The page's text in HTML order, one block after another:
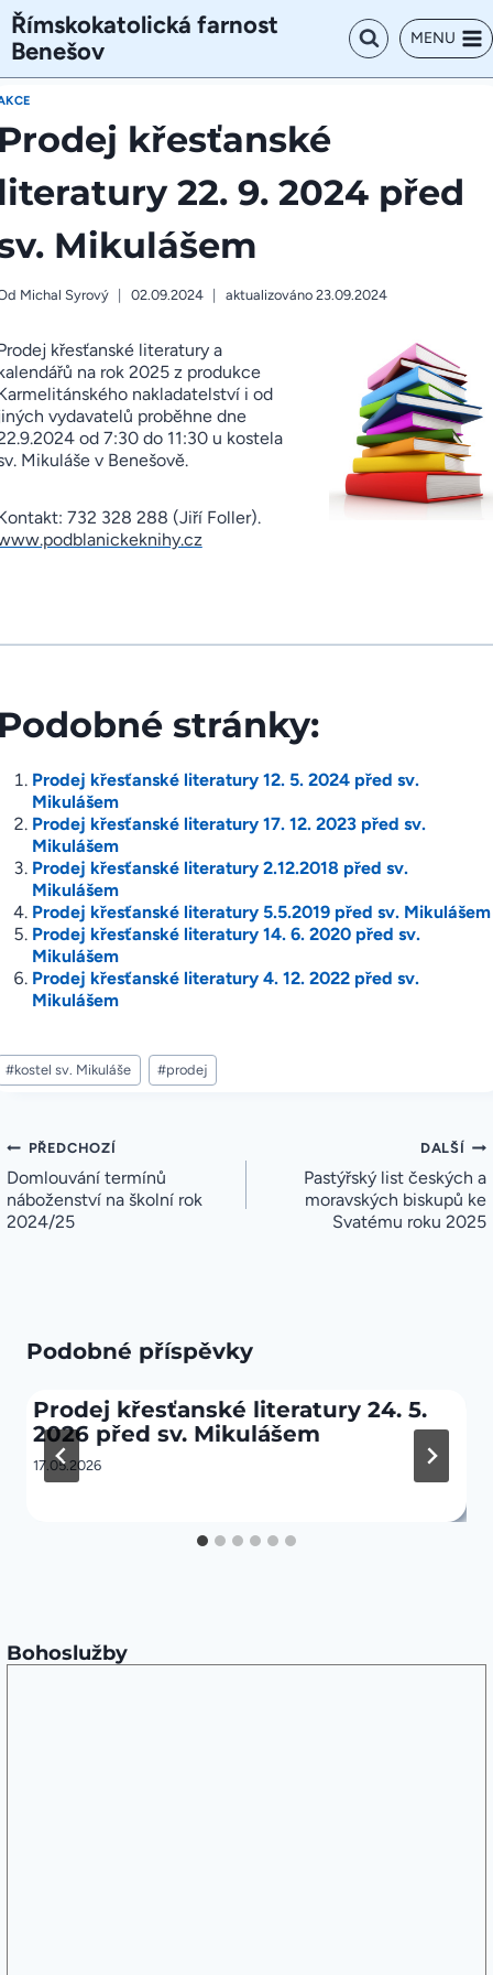
Přeskočit
na
obsah
Římskokatolická farnost
Benešov
MENU
křesťanské
22. 9. 2024 před
Mikulášem
Michal Syrový 02.09.2024 aktualizováno 23.09.2024
křesťanské literatury a
na rok 2025 z produkce
nakladatelství i od
vydavatelů proběhne dne
od 7:30 do 11:30 u kostela
Mikuláše v Benešově.
732 328 288 (Jiří Foller).
stránky:
Prodej křesťanské literatury 12. 5. 2024 před sv.
Mikulášem
Prodej křesťanské literatury 17. 12. 2023 před sv.
Mikulášem
Prodej křesťanské literatury 2.12.2018 před sv.
Mikulášem
Prodej křesťanské literatury 5.5.2019 před sv. Mikulášem
Prodej křesťanské literatury 14. 6. 2020 před sv.
Mikulášem
Prodej křesťanské literatury 4. 12. 2022 před sv.
Mikulášem
#kostel sv. Mikuláše #prodej
Navigace
pro
příspěvek
PŘEDCHOZÍ
Domlouvání termínů
náboženství na školní rok
2024/25
DALŠÍ
Pastýřský list českých a
moravských biskupů ke
Svatému roku 2025
Podobné příspěvky
Prodej křesťanské literatury 24. 5.
2026 před sv. Mikulášem
17.05.2026
Bohoslužby